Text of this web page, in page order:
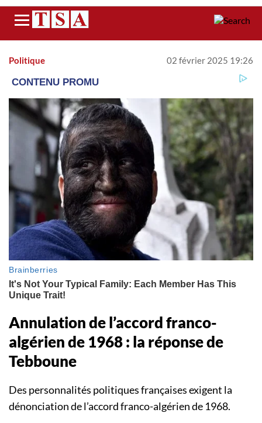
Menu
Politique 02 février 2025 19:26
Annulation de l’accord franco-
algérien de 1968 : la réponse de
Tebboune
Des personnalités politiques françaises exigent la
dénonciation de l’accord franco-algérien de 1968.